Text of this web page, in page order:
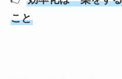
こと